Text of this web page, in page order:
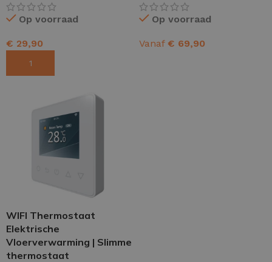
Op voorraad
€ 29,90
Op voorraad
Vanaf € 69,90
WIFI Thermostaat
Elektrische
Vloerverwarming | Slimme
thermostaat